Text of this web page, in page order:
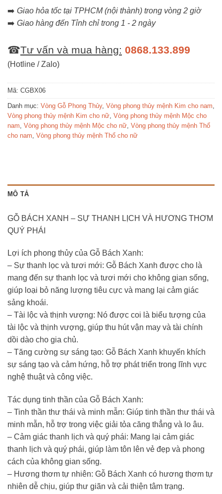
➡️ Giao hỏa tốc tại TPHCM (nội thành) trong vòng 2 giờ
➡️ Giao hàng đến Tỉnh chỉ trong 1 - 2 ngày
☎Tư vấn và mua hàng: 0868.133.899
(Hotline / Zalo)
Mã: CGBX06
Danh mục: Vòng Gỗ Phong Thủy, Vòng phong thủy mệnh Kim cho nam
Vòng phong thủy mệnh Kim cho nữ Vòng phong thủy mệnh Mộc cho
nam Vòng phong thủy mệnh Mộc cho nữ Vòng phong thủy mệnh Thổ
cho nam Vòng phong thủy mệnh Thổ cho nữ
MÔ TẢ
GỖ BÁCH XANH – SỰ THANH LỊCH VÀ HƯƠNG THƠM
QUÝ PHÁI
Lợi ích phong thủy của Gỗ Bách Xanh:
– Sự thanh lọc và tươi mới: Gỗ Bách Xanh được cho là
mang đến sự thanh lọc và tươi mới cho không gian sống,
giúp loại bỏ năng lượng tiêu cực và mang lại cảm giác
sảng khoái.
– Tài lộc và thịnh vượng: Nó được coi là biểu tượng của
tài lộc và thịnh vượng, giúp thu hút vận may và tài chính
dồi dào cho gia chủ.
– Tăng cường sự sáng tạo: Gỗ Bách Xanh khuyến khích
sự sáng tạo và cảm hứng, hỗ trợ phát triển trong lĩnh vực
nghệ thuật và công việc.
Tác dụng tinh thần của Gỗ Bách Xanh:
– Tinh thần thư thái và minh mẫn: Giúp tinh thần thư thái và
minh mẫn, hỗ trợ trong việc giải tỏa căng thẳng và lo âu.
– Cảm giác thanh lịch và quý phái: Mang lại cảm giác
thanh lịch và quý phái, giúp làm tôn lên vẻ đẹp và phong
cách của không gian sống.
– Hương thơm tự nhiên: Gỗ Bách Xanh có hương thơm tự
nhiên dễ chịu, giúp thư giãn và cải thiện tâm trạng.